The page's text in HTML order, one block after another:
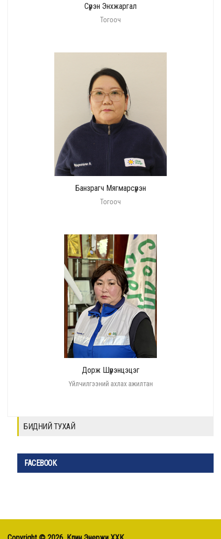
Сүрэн Энхжаргал
Тогооч
Банзрагч Мягмарсүрэн
Тогооч
Дорж Шүрэнцэцэг
Үйлчилгээний ахлах ажилтан
БИДНИЙ ТУХАЙ
FACEBOOK